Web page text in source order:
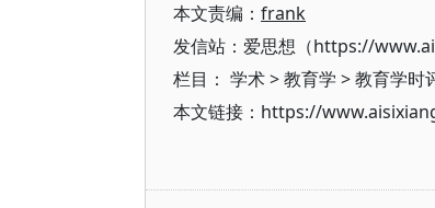
本文责编： frank
发信站：爱思想（https://
栏目： 学术>教育学 >教育学时
本文链接：https://